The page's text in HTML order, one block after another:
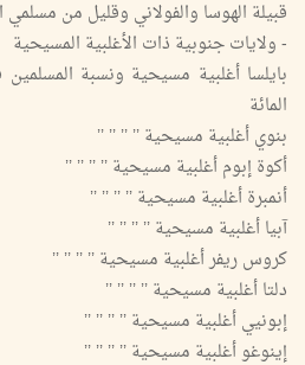
قبيلة الهوسا والفولاني وقليل من مسلمي
- ولايات جنوبية ذات الأغلبية المسيحية
المائة
بنوي أغلبية مسيحية ’’ ’’ ’’ ’’
أكوة إبوم أغلبية مسيحية ’’ ’’ ’’ ’’
أنمبرة أغلبية مسيحية ’’ ’’ ’’ ’’
آبيا أغلبية مسيحية ’’ ’’ ’’ ’’
كروس ريفر أغلبية مسيحية ’’ ’’ ’’ ’’
دلتا أغلبية مسيحية ’’ ’’ ’’ ’’
إبونيي أغلبية مسيحية ’’ ’’ ’’ ’’
إينوغو أغلبية مسيحية ’’ ’’ ’’ ’’